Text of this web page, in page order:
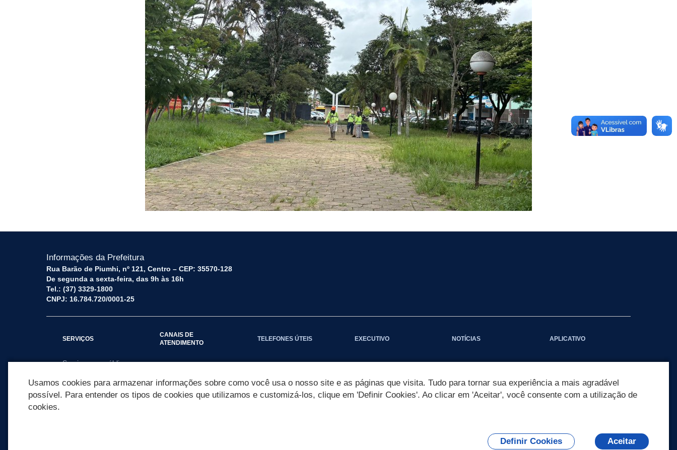
Informações da Prefeitura
Rua Barão de Piumhi, nº 121, Centro – CEP: 35570-128
De segunda a sexta-feira, das 9h às 16h
Tel.: (37) 3329-1800
CNPJ: 16.784.720/0001-25
SERVIÇOS
Serviços por público
CANAIS DE
ATENDIMENTO
TELEFONES ÚTEIS EXECUTIVO NOTÍCIAS APLICATIVO
Usamos cookies para armazenar informações sobre como você usa o nosso site e as páginas que visita. Tudo para tornar sua experiência a mais agradável
possível. Para entender os tipos de cookies que utilizamos e customizá-los, clique em 'Definir Cookies'. Ao clicar em 'Aceitar', você consente com a utilização de
cookies.
Definir Cookies Aceitar